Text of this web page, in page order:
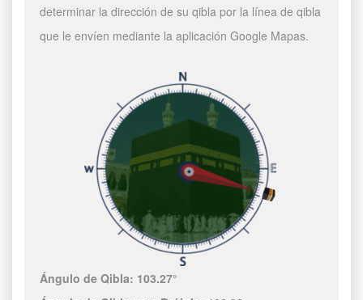
determinar la dirección de su qibla por la línea de qibla
que le envíen mediante la aplicación Google Mapas.
Ángulo de Qibla: 103.27°